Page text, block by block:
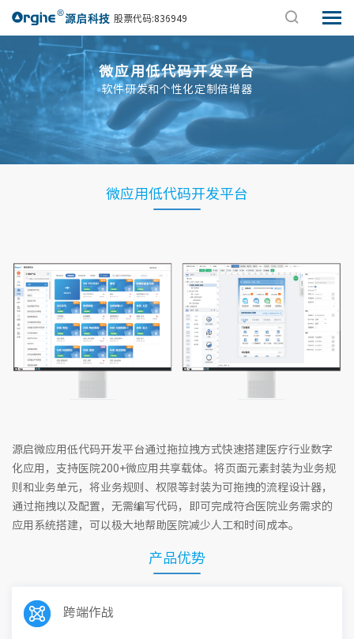
股票代码:836949
微应用低代码开发平台
软件研发和个性化定制倍增器
微应用低代码开发平台
源启微应用低代码开发平台通过拖拉拽方式快速搭建医疗行业数字
化应用，支持医院200+微应用共享载体。将页面元素封装为业务规
则和业务单元，将业务规则、权限等封装为可拖拽的流程设计器，
通过拖拽以及配置，无需编写代码，即可完成符合医院业务需求的
应用系统搭建，可以极大地帮助医院减少人工和时间成本。
产品优势
跨端作战